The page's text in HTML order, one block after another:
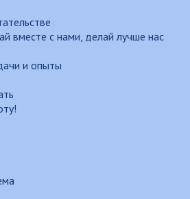
вместе с нами, делай лучше нас
и опыты